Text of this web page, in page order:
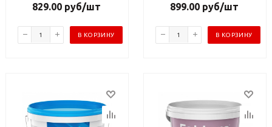
829.00руб/шт
В КОРЗИНУ
899.00руб/шт
В КОРЗИНУ